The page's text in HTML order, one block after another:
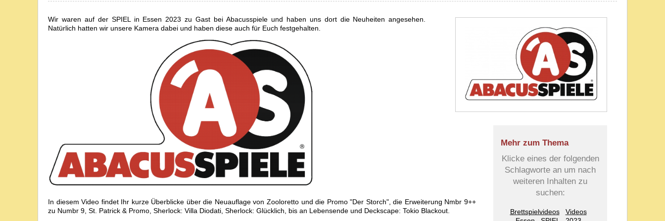
Mehr zum Thema
Klicke eines der folgenden
Schlagworte an um nach
weiteren Inhalten zu
suchen:
Brettspielvideos
Videos
Wir waren auf der SPIEL in Essen 2023 zu Gast bei Abacusspiele und haben uns dort die Neuheiten angesehen.
Natürlich hatten wir unsere Kamera dabei und haben diese auch für Euch festgehalten.
In diesem Video findet Ihr kurze Überblicke über die Neuauflage von Zooloretto und die Promo "Der Storch", die Erweiterung Nmbr 9++
zu Numbr 9, St. Patrick & Promo, Sherlock: Villa Diodati, Sherlock: Glücklich, bis an Lebensende und Deckscape: Tokio Blackout.